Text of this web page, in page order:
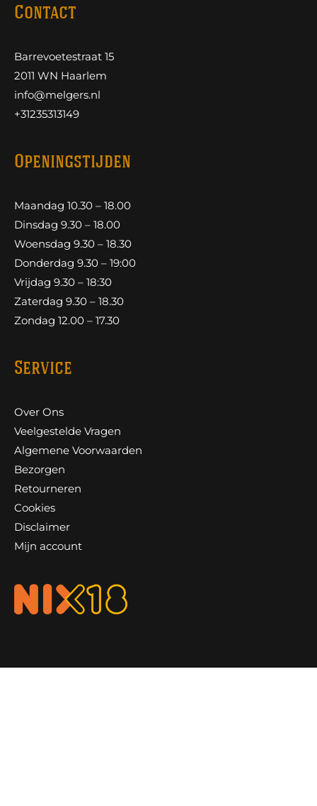
Contact
Barrevoetestraat 15
2011 WN Haarlem
info@melgers.nl
+31235313149
Openingstijden
Maandag 10.30 – 18.00
Dinsdag 9.30 – 18.00
Woensdag 9.30 – 18.30
Donderdag 9.30 – 19:00
Vrijdag 9.30 – 18:30
Zaterdag 9.30 – 18.30
Zondag 12.00 – 17.30
Service
Over Ons
Veelgestelde Vragen
Algemene Voorwaarden
Bezorgen
Retourneren
Cookies
Disclaimer
Mijn account